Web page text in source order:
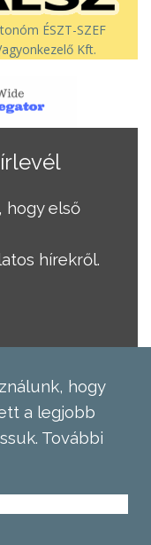
ÉSZT-SZEF
Kft.
hogy első
hírekről.
hogy
a legjobb
További